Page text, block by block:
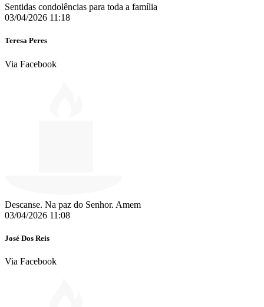
Sentidas condolências para toda a família
03/04/2026 11:18
Teresa Peres
Via Facebook
Descanse. Na paz do Senhor. Amem
03/04/2026 11:08
José Dos Reis
Via Facebook